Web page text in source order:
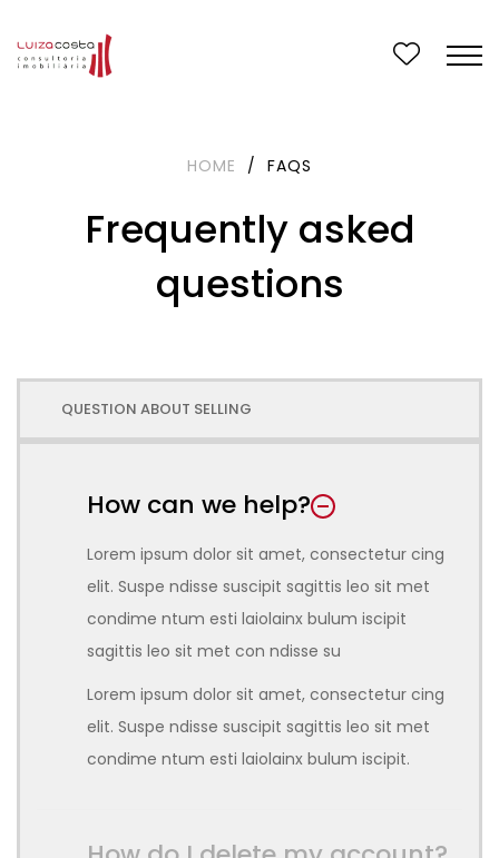
HOME / FAQS
Frequently asked
questions
QUESTION ABOUT SELLING
How can we help?
Lorem ipsum dolor sit amet, consectetur cing
elit. Suspe ndisse suscipit sagittis leo sit met
condime ntum esti laiolainx bulum iscipit
sagittis leo sit met con ndisse su
Lorem ipsum dolor sit amet, consectetur cing
elit. Suspe ndisse suscipit sagittis leo sit met
condime ntum esti laiolainx bulum iscipit.